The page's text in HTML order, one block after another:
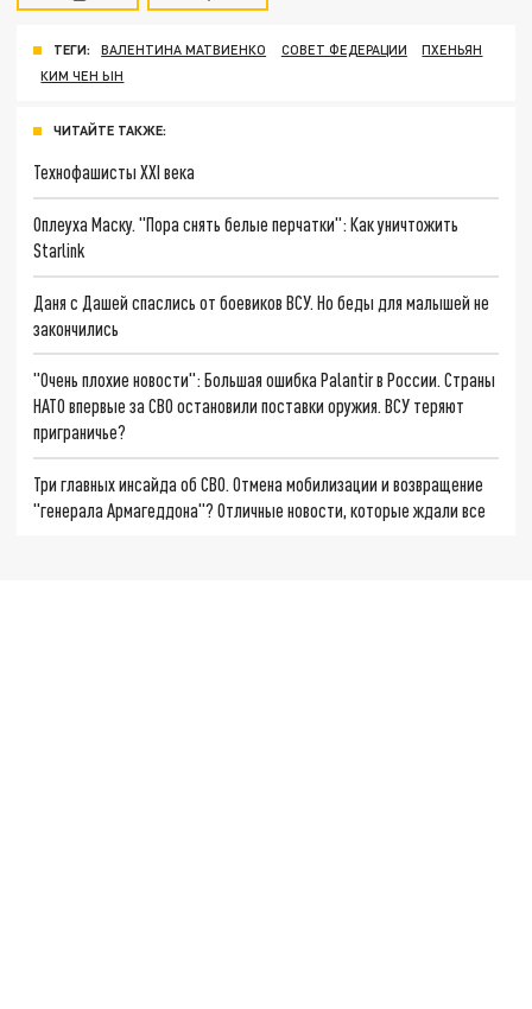
ТЕГИ: ВАЛЕНТИНА МАТВИЕНКО СОВЕТ ФЕДЕРАЦИИ
ПХЕНЬЯН
КИМ ЧЕН ЫН
ЧИТАЙТЕ ТАКЖЕ:
Технофашисты XXI века
Оплеуха Маску. "Пора снять белые перчатки": Как уничтожить
Starlink
Даня с Дашей спаслись от боевиков ВСУ. Но беды для малышей не
закончились
"Очень плохие новости": Большая ошибка Palantir в России. Страны
НАТО впервые за СВО остановили поставки оружия. ВСУ теряют
приграничье?
Три главных инсайда об СВО. Отмена мобилизации и возвращение
"генерала Армагеддона"? Отличные новости, которые ждали все